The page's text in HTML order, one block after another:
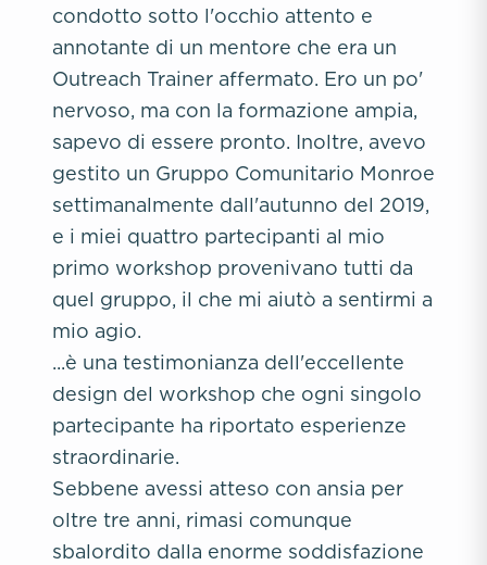
condotto sotto l'occhio attento e
annotante di un mentore che era un
Outreach Trainer affermato. Ero un po'
nervoso, ma con la formazione ampia,
sapevo di essere pronto. Inoltre, avevo
gestito un Gruppo Comunitario Monroe
settimanalmente dall'autunno del 2019,
e i miei quattro partecipanti al mio
primo workshop provenivano tutti da
quel gruppo, il che mi aiutò a sentirmi a
mio agio.
...è una testimonianza dell'eccellente
design del workshop che ogni singolo
partecipante ha riportato esperienze
straordinarie.
Sebbene avessi atteso con ansia per
oltre tre anni, rimasi comunque
sbalordito dalla enorme soddisfazione